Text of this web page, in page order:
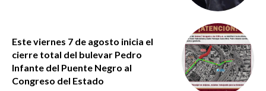
Este viernes 7 de agosto inicia el
cierre total del bulevar Pedro
Infante del Puente Negro al
Congreso del Estado